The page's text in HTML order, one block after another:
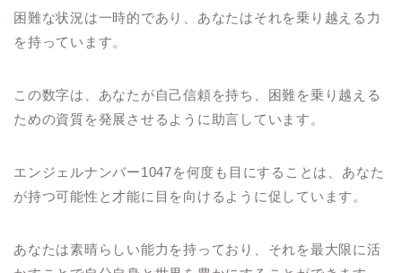
困難な状況は一時的であり、あなたはそれを乗り越える力
を持っています。
この数字は、あなたが自己信頼を持ち、困難を乗り越える
ための資質を発展させるように助言しています。
エンジェルナンバー1047を何度も目にすることは、あなた
が持つ可能性と才能に目を向けるように促しています。
あなたは素晴らしい能力を持っており、それを最大限に活